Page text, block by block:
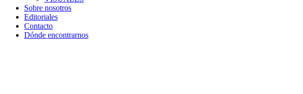
Sobre nosotros
Editoriales
Contacto
Dónde encontrarnos